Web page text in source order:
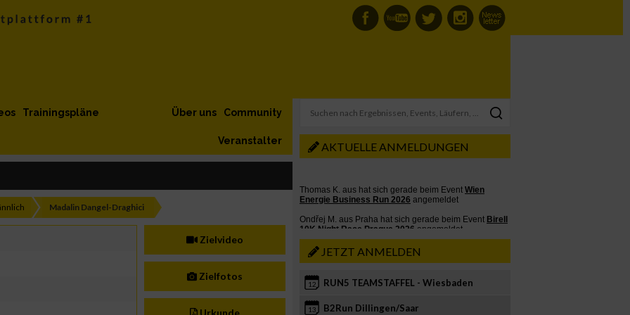
Trainingspläne Community
Über uns
Veranstalter
Madalin Dangel-Draghici
Zielvideo
Zielfotos
Urkunde
AKTUELLE ANMELDUNGEN
JETZT ANMELDEN
12 RUN5 TEAMSTAFFEL - Wiesbaden
13 B2Run Dillingen/Saar